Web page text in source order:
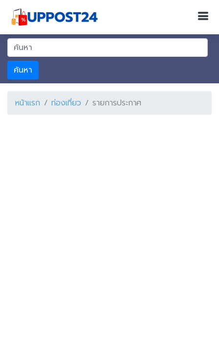
ค้นหา
หน้าแรก ท่องเที่ยว รายการประกาศ